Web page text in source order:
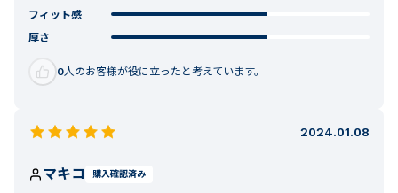
フィット感
厚さ
0人のお客様が役に立ったと考えています。
2024.01.08
マキコ 購入確認済み